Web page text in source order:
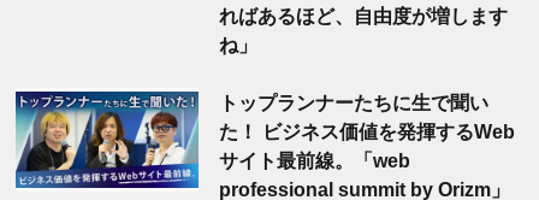
ればあるほど、自由度が増します
ね」
トップランナーたちに生で聞い
た！ ビジネス価値を発揮するWeb
サイト最前線。「web
professional summit by Orizm」